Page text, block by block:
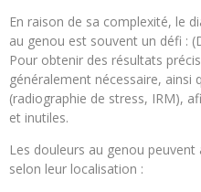
En raison de sa complexité, le
au genou est souvent un défi :
Pour obtenir des résultats
généralement nécessaire, ainsi
(radiographie de stress, IRM),
et inutiles.
Les douleurs au genou
selon leur localisation :